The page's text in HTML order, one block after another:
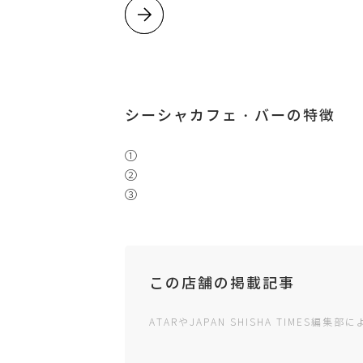
シーシャカフェ・バーの特徴
①
②
③
この店舗の掲載記事
ATARやJAPAN SHISHA TIMES編集部に